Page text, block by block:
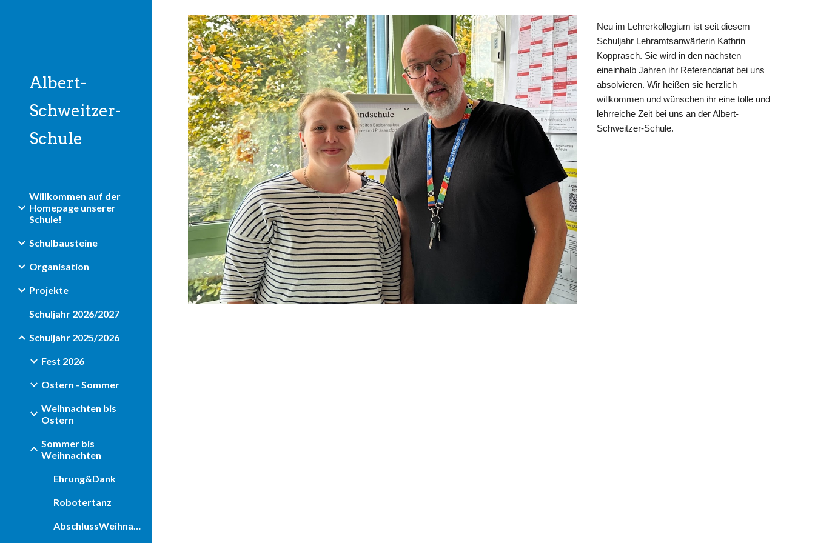
Skip to main content Skip to navigation
Albert-
Schweitzer-
Schule
Willkommen auf der
Homepage unserer
Schule!
Schulbausteine
Organisation
Projekte
Schuljahr 2026/2027
Schuljahr 2025/2026
Fest 2026
Ostern - Sommer
Weihnachten bis
Ostern
Sommer bis
Weihnachten
Ehrung&Dank
Robotertanz
AbschlussWeihnachtsfeier
Neu im Lehrerkollegium ist seit diesem
Schuljahr Lehramtsanwärterin Kathrin
Kopprasch. Sie wird in den nächsten
eineinhalb Jahren ihr Referendariat bei uns
absolvieren. Wir heißen sie herzlich
willkommen und wünschen ihr eine tolle und
lehrreiche Zeit bei uns an der Albert-
Schweitzer-Schule.